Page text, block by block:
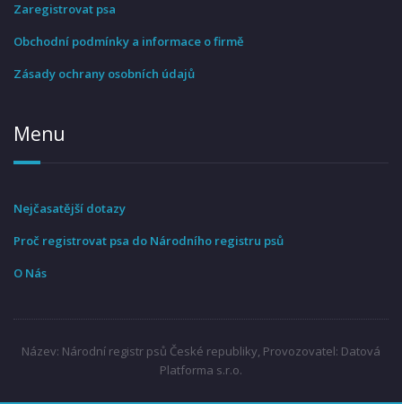
Zaregistrovat psa
Obchodní podmínky a informace o firmě
Zásady ochrany osobních údajů
Menu
Nejčasatější dotazy
Proč registrovat psa do Národního registru psů
O Nás
Název: Národní registr psů České republiky, Provozovatel: Datová
Platforma s.r.o.